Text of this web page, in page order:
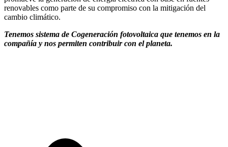
renovables como parte de su compromiso con la mitigación del
cambio climático.
Tenemos sistema de Cogeneración fotovoltaica que tenemos en la
compañía y nos permiten contribuir con el planeta.